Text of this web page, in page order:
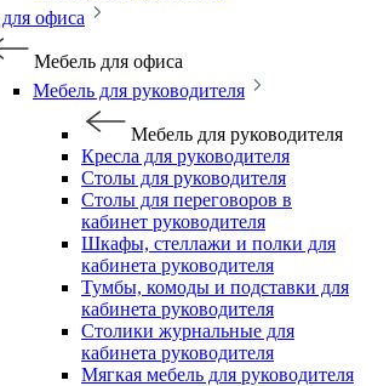
офиса
Мебель для офиса
Мебель для руководителя
Мебель для руководителя
Кресла для руководителя
Столы для руководителя
Столы для переговоров в
кабинет руководителя
Шкафы, стеллажи и полки для
кабинета руководителя
Тумбы, комоды и подставки для
кабинета руководителя
Столики журнальные для
кабинета руководителя
Мягкая мебель для руководителя